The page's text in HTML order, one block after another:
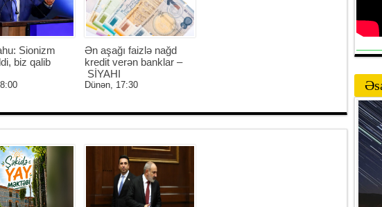
Sionizm
biz qalib
Ən aşağı faizlə nağd
kredit verən banklar –
SİYAHI
Dünən, 17:30